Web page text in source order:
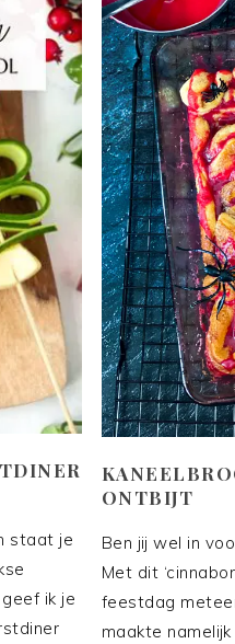
staat je
ik je
ONTBIJT
Ben jij wel in
Met dit
feestdag
maakte